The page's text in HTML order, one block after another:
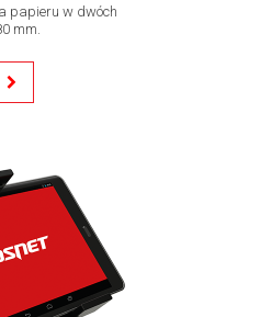
papieru w dwóch
mm.